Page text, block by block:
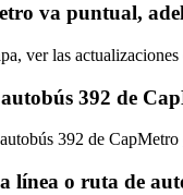
va puntual,
ver las
392 de
392 de CapMetro
línea o ruta de